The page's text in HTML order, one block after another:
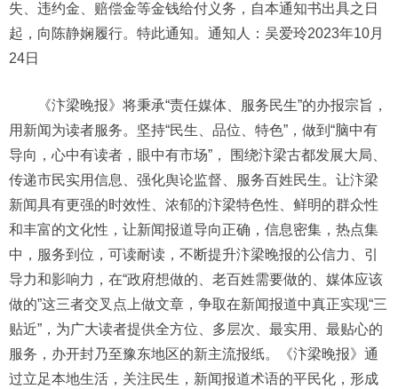
失、违约金、赔偿金等金钱给付义务，自本通知书出具之日
起，向陈静娴履行。特此通知。通知人：吴爱玲2023年10月
24日
《汴梁晚报》将秉承“责任媒体、服务民生”的办报宗旨，
用新闻为读者服务。坚持“民生、品位、特色”，做到“脑中有
导向，心中有读者，眼中有市场”， 围绕汴梁古都发展大局、
传递市民实用信息、强化舆论监督、服务百姓民生。让汴梁
新闻具有更强的时效性、浓郁的汴梁特色性、鲜明的群众性
和丰富的文化性，让新闻报道导向正确，信息密集，热点集
中，服务到位，可读耐读，不断提升汴梁晚报的公信力、引
导力和影响力，在“政府想做的、老百姓需要做的、媒体应该
做的”这三者交叉点上做文章，争取在新闻报道中真正实现“三
贴近”，为广大读者提供全方位、多层次、最实用、最贴心的
服务，办开封乃至豫东地区的新主流报纸。《汴梁晚报》通
过立足本地生活，关注民生，新闻报道术语的平民化，形成